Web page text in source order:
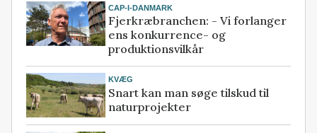
CAP-I-DANMARK
Fjerkræbranchen: - Vi forlanger
ens konkurrence- og
produktionsvilkår
KVÆG
Snart kan man søge tilskud til
naturprojekter